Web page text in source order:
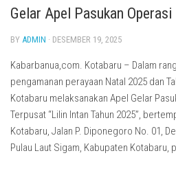
Gelar Apel Pasukan
BY ADMIN · DESEMBER 19, 2025
Kabarbanua,com. Kotabaru – Dalam
pengamanan perayaan Natal 2025 dan
Kotabaru melaksanakan Apel Gelar
Terpusat “Lilin Intan Tahun 2025”,
Kotabaru, Jalan P. Diponegoro No. 01,
Pulau Laut Sigam, Kabupaten Kotabaru,